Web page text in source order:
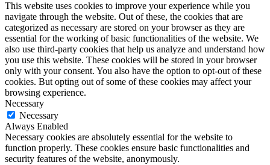
This website uses cookies to improve your experience while you
navigate through the website. Out of these, the cookies that are
categorized as necessary are stored on your browser as they are
essential for the working of basic functionalities of the website. We
also use third-party cookies that help us analyze and understand how
you use this website. These cookies will be stored in your browser
only with your consent. You also have the option to opt-out of these
cookies. But opting out of some of these cookies may affect your
browsing experience.
Necessary
Necessary
Always Enabled
Necessary cookies are absolutely essential for the website to
function properly. These cookies ensure basic functionalities and
security features of the website, anonymously.